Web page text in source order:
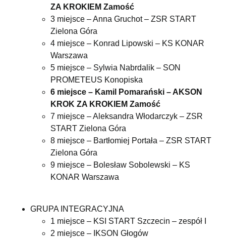
ZA KROKIEM Zamość
3 miejsce – Anna Gruchot – ZSR START
Zielona Góra
4 miejsce – Konrad Lipowski – KS KONAR
Warszawa
5 miejsce – Sylwia Nabrdalik – SON
PROMETEUS Konopiska
6 miejsce – Kamil Pomarański – AKSON
KROK ZA KROKIEM Zamość
7 miejsce – Aleksandra Włodarczyk – ZSR
START Zielona Góra
8 miejsce – Bartłomiej Portała – ZSR START
Zielona Góra
9 miejsce – Bolesław Sobolewski – KS
KONAR Warszawa
GRUPA INTEGRACYJNA
1 miejsce – KSI START Szczecin – zespół I
2 miejsce – IKSON Głogów